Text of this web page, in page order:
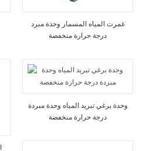
غمرت المياه المسمار وحدة مبرد
درجة حرارة منخفضة
وحدة برغي تبريد المياه وحدة مبردة
درجة حرارة منخفضة